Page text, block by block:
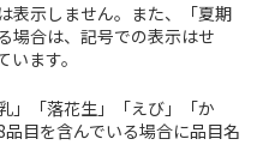
表示しません。また、「夏期
場合は、記号での表示はせ
ます。
」「落花生」「えび」「か
目を含んでいる場合に品目名